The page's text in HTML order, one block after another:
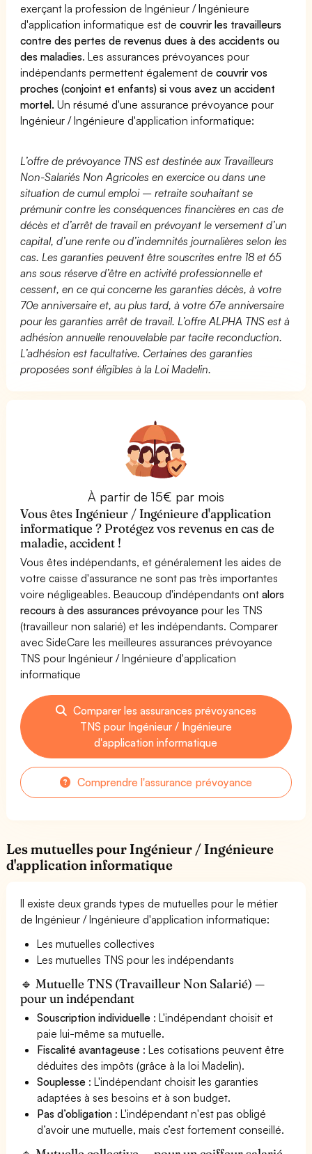
exerçant la profession de Ingénieur / Ingénieure
d'application informatique est decouvrir les travailleurs
contre des pertes de revenus dues à des accidents ou
des maladies. Les assurances prévoyances pour
indépendants permettent également decouvrir vos
proches (conjoint et enfants) si vous avez un accident
mortel. Un résumé d'une assurance prévoyance pour
Ingénieur / Ingénieure d'application informatique:
L’offre de prévoyance TNS est destinée aux Travailleurs
Non-Salariés Non Agricoles en exercice ou dans une
situation de cumul emploi – retraite souhaitant se
prémunir contre les conséquences financières en cas de
décès et d’arrêt de travail en prévoyant le versement d’un
capital, d’une rente ou d’indemnités journalières selon les
cas. Les garanties peuvent être souscrites entre 18 et 65
ans sous réserve d’être en activité professionnelle et
cessent, en ce qui concerne les garanties décès, à votre
70e anniversaire et, au plus tard, à votre 67e anniversaire
pour les garanties arrêt de travail. L’offre ALPHA TNS est à
adhésion annuelle renouvelable par tacite reconduction.
L’adhésion est facultative. Certaines des garanties
proposées sont éligibles à la Loi Madelin.
À partir de 15€ par mois
Vous êtes Ingénieur / Ingénieure d'application
informatique ? Protégez vos revenus en cas de
maladie, accident !
Vous êtes indépendants, et généralement les aides de
votre caisse d'assurance ne sont pas très importantes
voire négligeables. Beaucoup d'indépendants ontalors
recours à des assurances prévoyance pour les TNS
(travailleur non salarié) et les indépendants. Comparer
avec SideCare les meilleures assurances prévoyance
TNS pour Ingénieur / Ingénieure d'application
informatique
Comparer les assurances prévoyances
TNS pour Ingénieur / Ingénieure
d'application informatique
Comprendre l'assurance prévoyance
Les mutuelles pour Ingénieur / Ingénieure
d'application informatique
Il existe deux grands types de mutuelles pour le métier
de Ingénieur / Ingénieure d'application informatique:
Les mutuelles collectives
Les mutuelles TNS pour les indépendants
🔹 Mutuelle TNS (Travailleur Non Salarié) —
pour un indépendant
Souscription individuelle : L'indépendant choisit et
paie lui-même sa mutuelle.
Fiscalité avantageuse : Les cotisations peuvent être
déduites des impôts (grâce à la loi Madelin).
Souplesse : L'indépendant choisit les garanties
adaptées à ses besoins et à son budget.
Pas d’obligation : L'indépendant n'est pas obligé
d’avoir une mutuelle, mais c’est fortement conseillé.